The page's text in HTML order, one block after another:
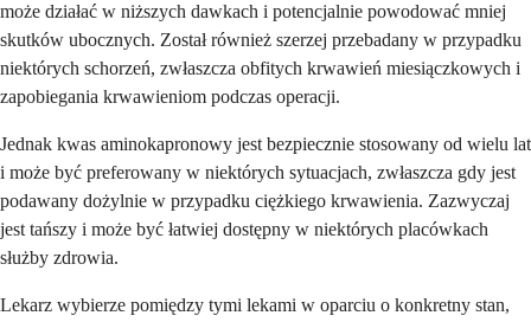
może działać w niższych dawkach i potencjalnie powodować mniej
skutków ubocznych. Został również szerzej przebadany w przypadku
niektórych schorzeń, zwłaszcza obfitych krwawień miesiączkowych i
zapobiegania krwawieniom podczas operacji.
Jednak kwas aminokapronowy jest bezpiecznie stosowany od wielu lat
i może być preferowany w niektórych sytuacjach, zwłaszcza gdy jest
podawany dożylnie w przypadku ciężkiego krwawienia. Zazwyczaj
jest tańszy i może być łatwiej dostępny w niektórych placówkach
służby zdrowia.
Lekarz wybierze pomiędzy tymi lekami w oparciu o konkretny stan,